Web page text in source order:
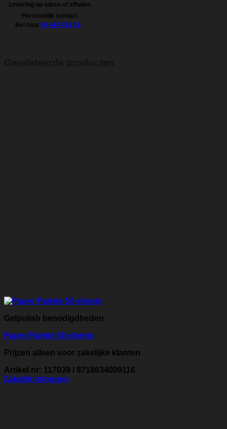
Levering op adres of afhalen
Persoonlijk contact
Bel naar 06 484 024 18
Gelpolish benodigdheden
Paper Palette 50 sheets
Prijzen alleen voor zakelijke klanten
Artikel nr: 117039 / 8718634009116
Zakelijk inloggen